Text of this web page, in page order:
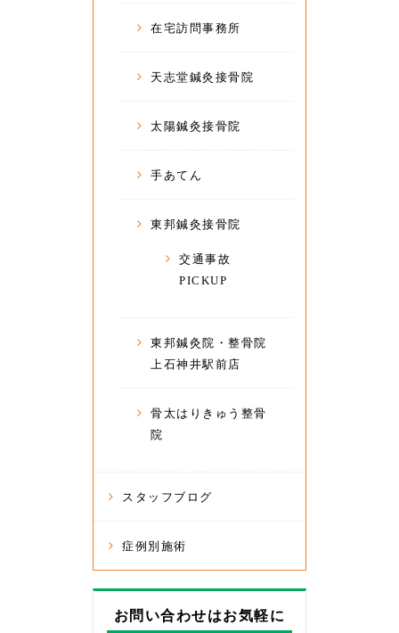
在宅訪問事務所
天志堂鍼灸接骨院
太陽鍼灸接骨院
手あてん
東邦鍼灸接骨院
交通事故
PICKUP
東邦鍼灸院・整骨院
上石神井駅前店
骨太はりきゅう整骨
院
スタッフブログ
症例別施術
お問い合わせはお気軽に